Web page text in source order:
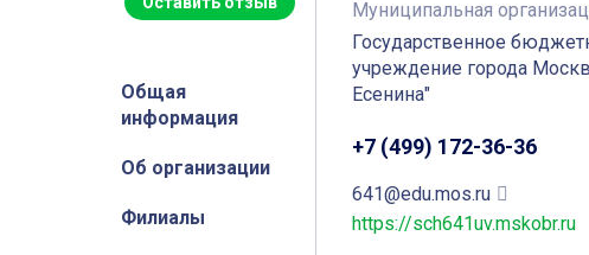
Общая
информация
Об организации
Филиалы
Муниципальная
Государственное
учреждение города
Есенина"
+7 (499) 172-36-36
641@edu.mos.ru
https://sch641uv.mskobr.ru